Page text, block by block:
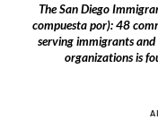
The San Diego
compuesta por):48
serving immigrants and
organizations is